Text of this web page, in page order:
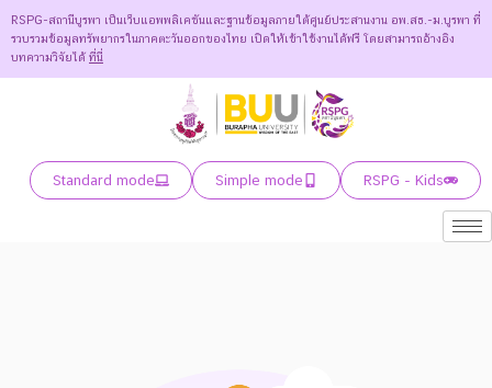
RSPG-สถานีบูรพา เป็นเว็บแอพพลิเคชันและฐานข้อมูลภายใต้ศูนย์ประสานงาน อพ.สธ.-ม.บูรพา ที่
รวบรวมข้อมูลทรัพยากรในภาคตะวันออกของไทย เปิดให้เข้าใช้งานได้ฟรี โดยสามารถอ้างอิง
บทความวิจัยได้ ที่นี่
Standard mode Simple mode RSPG - Kids